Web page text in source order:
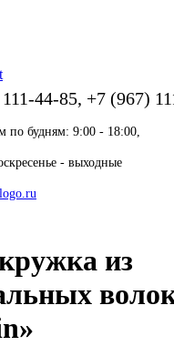
44-85, +7 (967)
по будням: 9:00 - 18:00,
- выходные
из